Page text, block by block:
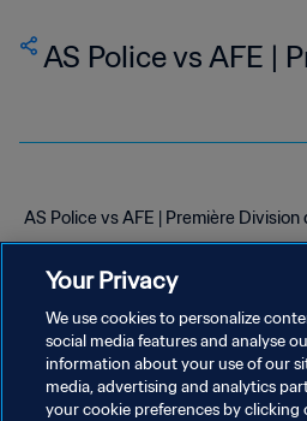
AS Police vs AFE |
AS Police vs AFE | Première
Your Privacy
We use cookies to personalize
social media features and analyse
information about your use of our
media, advertising and analytics
your cookie preferences by